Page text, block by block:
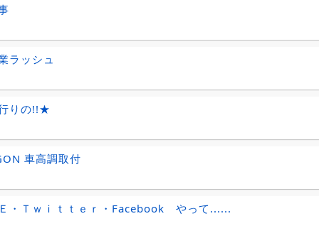
ラッシュ
りの!!★
車高調取付
・Ｔｗｉｔｔｅｒ・Facebook やって......